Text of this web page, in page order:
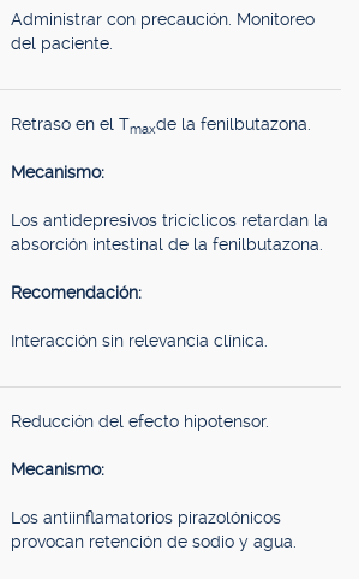
Administrar con precaución. Monitoreo
del paciente.
Retraso en el Tmaxde la fenilbutazona.
Mecanismo:
Los antidepresivos tricíclicos retardan la
absorción intestinal de la fenilbutazona.
Recomendación:
Interacción sin relevancia clínica.
Reducción del efecto hipotensor.
Mecanismo:
Los antiinflamatorios pirazolónicos
provocan retención de sodio y agua.